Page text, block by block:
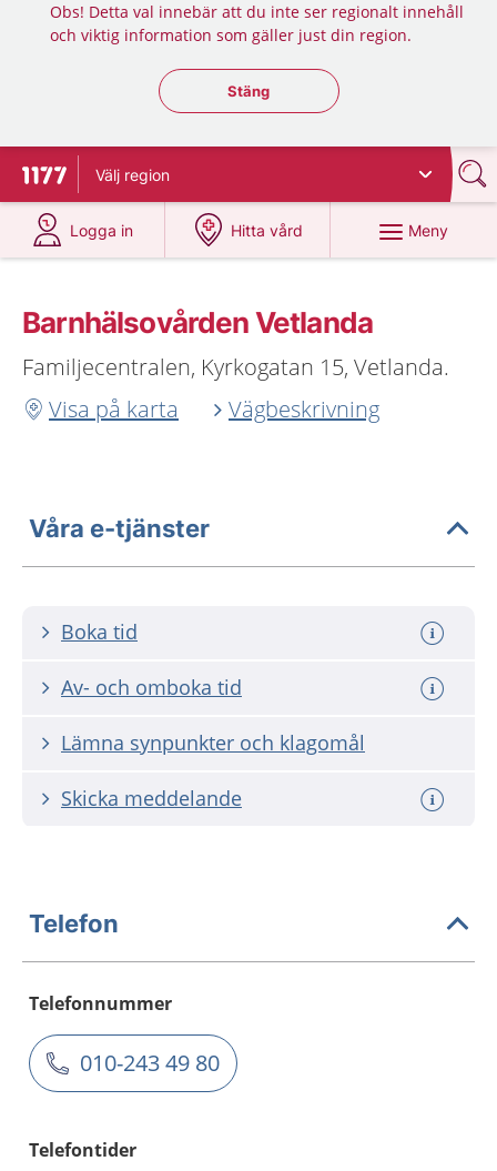
Obs! Detta val innebär att du inte ser regionalt innehåll
och viktig information som gäller just din region.
Stäng regionsväljaren
Stäng
Till startsidan för 1177
Välj region
Logga in
på 1177.se
Hitta vård
på 1177.se
Meny
Barnhälsovården Vetlanda
Familjecentralen, Kyrkogatan 15, Vetlanda.
Visa på karta
Vägbeskrivning
Våra e-tjänster
Boka tid
Av- och omboka tid
Lämna synpunkter och klagomål
Skicka meddelande
Telefon
Telefonnummer
010-243 49 80
Telefontider